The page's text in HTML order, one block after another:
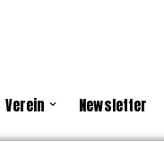
Verein Newsletter